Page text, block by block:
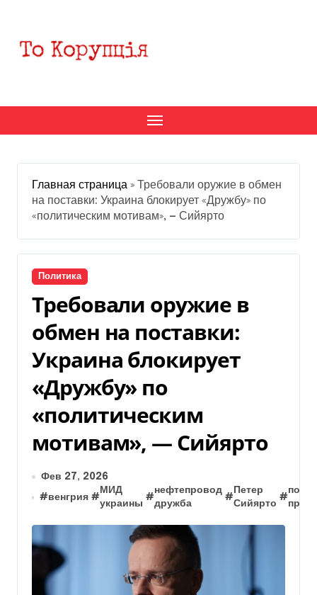
содержанию
Главная страница » Требовали оружие в обмен
на поставки: Украина блокирует «Дружбу» по
«политическим мотивам», — Сийярто
Политика
Требовали оружие в
обмен на поставки:
Украина блокирует
«Дружбу» по
«политическим
мотивам», — Сийярто
Фев 27, 2026
#венгрия #
МИД
украины
#
нефтепровод
дружба
#
Петер
Сийярто
#